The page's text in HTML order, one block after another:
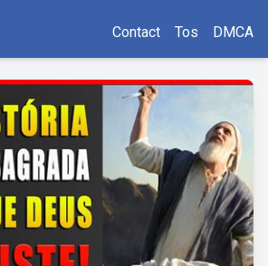
Contact Tos DMCA